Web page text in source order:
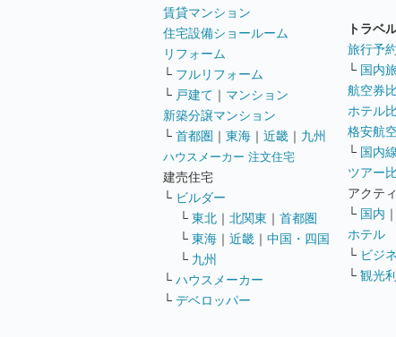
賃貸マンション
住宅設備ショールーム
リフォーム
└ フルリフォーム
└ 戸建て ｜ マンション
新築分譲マンション
└ 首都圏 ｜ 東海 ｜ 近畿 ｜ 九州
ハウスメーカー 注文住宅
建売住宅
└ ビルダー
└ 東北 ｜ 北関東 ｜ 首都圏
└ 東海 ｜ 近畿 ｜ 中国・四国
└ 九州
└ ハウスメーカー
└ デベロッパー
トラベ
旅行予
└ 国内
航空券
ホテル
格安航
└ 国内線
ツアー
アクテ
└ 国内 ｜
ホテル
└ ビジ
└ 観光